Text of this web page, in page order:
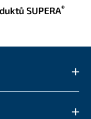
SUPERA®